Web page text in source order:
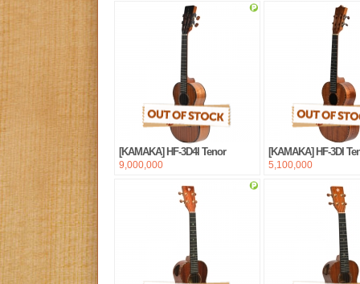
[KAMAKA] HF-3D4I Tenor
9,000,000
[KAMAKA] HF-3DI
5,100,000